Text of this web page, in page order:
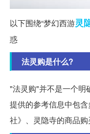
以下围绕“梦幻西游灵
惑
法灵购是什么?
"法灵购"并不是一个明
提供的参考信息中包
社》、灵隐寺的商品购